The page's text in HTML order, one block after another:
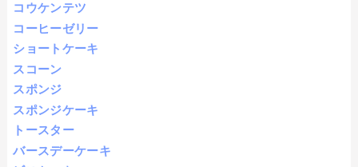
コウケンテツ
コーヒーゼリー
ショートケーキ
スコーン
スポンジ
スポンジケーキ
トースター
バースデーケーキ